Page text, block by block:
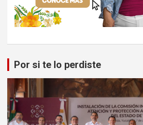
Por si te lo perdiste